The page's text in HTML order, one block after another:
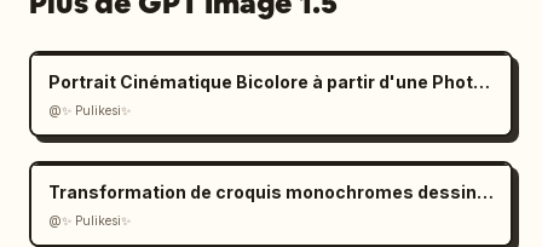
Portrait Cinématique Bicolore à partir d'une Photo Téléchargée
@✨ Pulikesi✨
Transformation de croquis monochromes dessinés à la main
@✨ Pulikesi✨